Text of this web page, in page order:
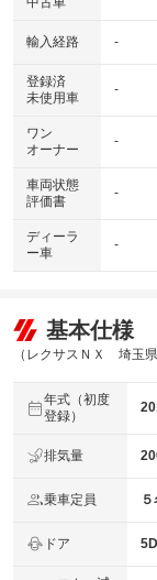
輸入経路 -
登録済
未使用車
-
ワン
オーナー
-
車両状態
評価書
-
ディーラ
ー車
-
基本仕様
（レクサスＮＸ 埼玉県
年式（初度
登録）
排気量
乗車定員
ドア 5D